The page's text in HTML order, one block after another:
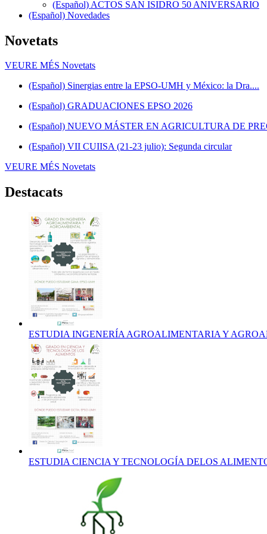
(Español) ACTOS SAN ISIDRO 50 ANIVERSARIO
(Español) Novedades
Novetats
VEURE MÉS Novetats
(Español) Sinergias entre la EPSO-UMH y México: la Dra....
(Español) GRADUACIONES EPSO 2026
(Español) NUEVO MÁSTER EN AGRICULTURA DE
(Español) VII CUIISA (21-23 julio): Segunda circular
VEURE MÉS Novetats
Destacats
ESTUDIA INGENERÍA AGROALIMENTARIA Y
ESTUDIA CIENCIA Y TECNOLOGÍA DELOS